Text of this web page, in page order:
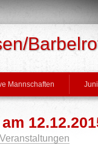
Mannschaften
Veranstaltungen